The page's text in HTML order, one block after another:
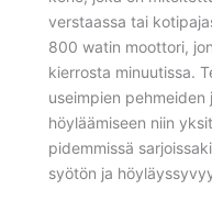
verstaassa tai
800 watin moottori,
kierrosta minuutissa.
useimpien
höyläämiseen niin
pidemmissä
syötön ja